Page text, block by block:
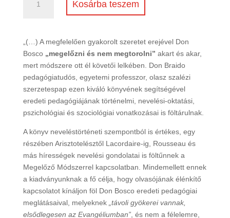
Bosco
mennyiség
Kosárba teszem
„(…) A megfelelően gyakorolt szeretet erejével Don
Bosco „megelőzni és nem megtorolni” akart és akar,
mert módszere ott él követői lelkében. Don Braido
pedagógiatudós, egyetemi professzor, olasz szalézi
szerzetespap ezen kiváló könyvének segítségével
eredeti pedagógiájának történelmi, nevelési-oktatási,
pszichológiai és szociológiai vonatkozásai is föltárulnak.
A könyv neveléstörténeti szempontból is értékes, egy
részében Arisztotelésztől Lacordaire-ig, Rousseau és
más hírességek nevelési gondolatai is föltűnnek a
Megelőző Módszerrel kapcsolatban. Mindemellett ennek
a kiadványunknak a fő célja, hogy olvasójának élénkítő
kapcsolatot kínáljon föl Don Bosco eredeti pedagógiai
meglátásaival, melyeknek „távoli gyökerei vannak,
elsődlegesen az Evangéliumban”, és nem a félelemre,